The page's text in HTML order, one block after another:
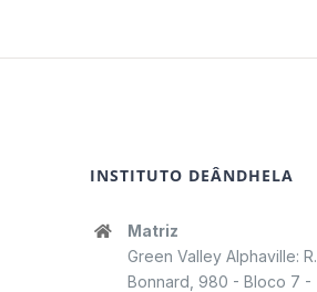
INSTITUTO DEÂNDHELA
Matriz
Green Valley Alphaville: R.
Bonnard, 980 - Bloco 7 -